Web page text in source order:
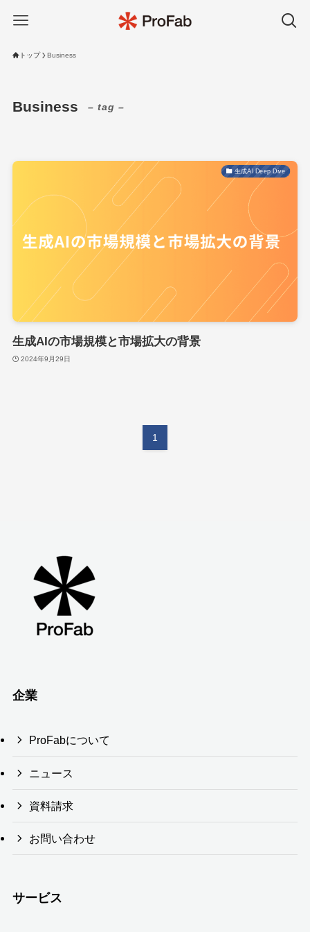
トップ Business
Business – tag –
生成AI Deep Dive
生成AIの市場規模と市場拡大の背景
2024年9月29日
1
企業
ProFabについて
ニュース
資料請求
お問い合わせ
サービス